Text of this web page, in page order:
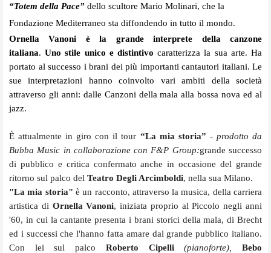
“Totem della Pace” dello scultore Mario Molinari, che la
Fondazione Mediterraneo sta diffondendo in tutto il mondo.
Ornella Vanoni è la grande interprete della canzone
italiana.Uno stile unico e distintivo caratterizza la sua arte. Ha
portato al successo i brani dei più importanti cantautori italiani. Le
sue interpretazioni hanno coinvolto vari ambiti della società
attraverso gli anni: dalle Canzoni della mala alla bossa nova ed al
jazz.
È attualmente in giro con il tour “La mia storia” - prodotto da
Bubba Music in collaborazione con F&P Group:grande successo
di pubblico e critica confermato anche in occasione del grande
ritorno sul palco del Teatro Degli Arcimboldi, nella sua Milano.
"La mia storia" è un racconto, attraverso la musica, della carriera
artistica di Ornella Vanoni, iniziata proprio al Piccolo negli anni
'60, in cui la cantante presenta i brani storici della mala, di Brecht
ed i successi che l'hanno fatta amare dal grande pubblico italiano.
Con lei sul palco Roberto Cipelli (pianoforte),
Bebo